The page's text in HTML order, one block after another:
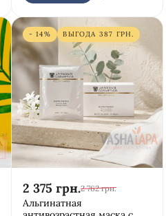
- 14% ВЫГОДА 387 ГРН.
2 375 грн.2 762 грн.
Альгинатная